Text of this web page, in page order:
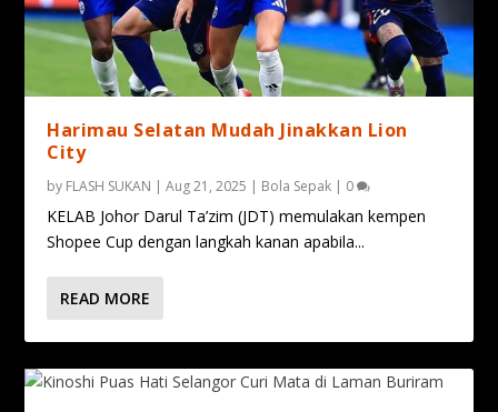
Deeromram Kecewa Selangor Dibolos Saat
Akhir
Selangor Hampir Kejutkan Buriram
Harimau Selatan Mudah Jinakkan Lion
City
by FLASH SUKAN |Aug 21, 2025 | Bola Sepak | 0
KELAB Johor Darul Ta’zim (JDT) memulakan kempen
Shopee Cup dengan langkah kanan apabila...
READ MORE